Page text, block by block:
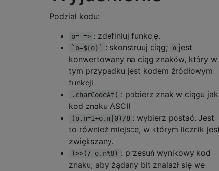
Podział kodu:
o=_=> : zdefiniuj funkcję.
`o=${o}` : skonstruuj ciąg; o jest
konwertowany na ciąg znaków, który w
tym przypadku jest kodem źródłowym
funkcji.
.charCodeAt( : pobierz znak w ciągu
kod znaku ASCII.
(o.n=1+o.n|0)/8 : wybierz postać. Jest
to również miejsce, w którym licznik
zwiększany.
)>>(7-o.n%8) : przesuń wynikowy kod
znaku, aby żądany bit znalazł się we